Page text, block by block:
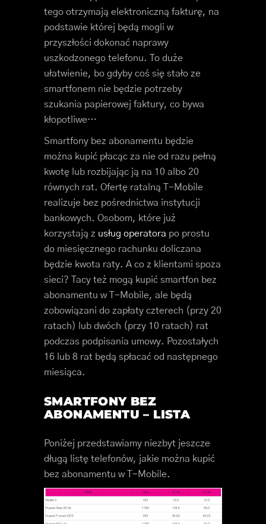
tego otrzymają elektroniczną fakturę, na
podstawie której będą mogli w
przyszłości dokonać naprawy
uszkodzonego telefonu. To duże
ułatwienie, bo gdyby coś się stało ze
smartfonem nie będzie potrzeby
szukania papierowej faktury, co bywa
kłopotliwe…
Smartfony bez abonamentu będzie
można kupić płacąc za nie od razu pełną
kwotę lub rozbijając ją na 10 albo 20
równych rat. Ofertę ratalną T-Mobile
realizuje bez pośrednictwa instytucji
bankowych. Osobom, które już
korzystają z usług operatora po prostu
do miesięcznego rachunku doliczana
będzie kwota raty. A co z klientami spoza
sieci? Tacy też mogą kupić smartfon bez
abonamentu w T-Mobile, ale będą
zobowiązani do zapłaty czterech (przy 20
ratach) lub dwóch (przy 10 ratach) rat
podczas podpisania umowy. Pozostałych
16 lub 8 rat będą spłacać od następnego
miesiąca.
SMARTFONY BEZ
ABONAMENTU – LISTA
Poniżej przedstawiamy niezbyt jeszcze
długą listę telefonów, jakie można kupić
bez abonamentu w T-Mobile.